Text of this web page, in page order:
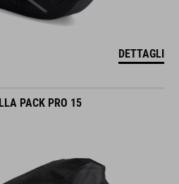
DETTAGLI
PACK PRO 15